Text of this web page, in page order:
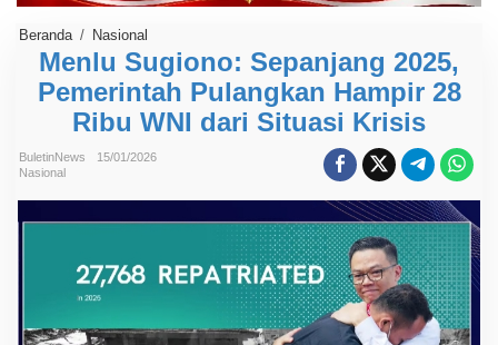
Beranda / Nasional
n
l
u
S
u
g
n
o
j
Menlu Sugiono: Sepanjang 2025,
Pemerintah Pulangkan Hampir 28
Ribu WNI dari Situasi Krisis
BuletinNews
15/01/2026
Nasional